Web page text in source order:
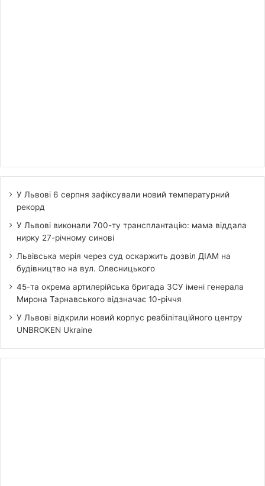
У Львові 6 серпня зафіксували новий температурний
рекорд
У Львові виконали 700-ту трансплантацію: мама віддала
нирку 27-річному синові
Львівська мерія через суд оскаржить дозвіл ДІАМ на
будівництво на вул. Олесницького
45-та окрема артилерійська бригада ЗСУ імені генерала
Мирона Тарнавського відзначає 10-річчя
У Львові відкрили новий корпус реабілітаційного центру
UNBROKEN Ukraine